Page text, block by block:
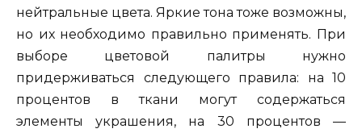
нейтральные цвета. Яркие тона тоже возможны,
но их необходимо правильно применять. При
выборе цветовой палитры нужно
придерживаться следующего правила: на 10
процентов в ткани могут содержаться
элементы украшения, на 30 процентов —